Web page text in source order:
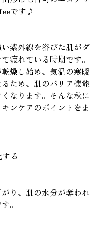
です♪
紫外線を浴びた肌がダ
疲れている時期です。
燥し始め、気温の寒暖
ため、肌のバリア機能
なります。そんな秋に
ンケアのポイントをま
る
り、肌の水分が奪われ
。